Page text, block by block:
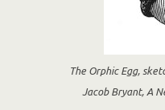
The Orphic Egg,
Jacob Bryant, A